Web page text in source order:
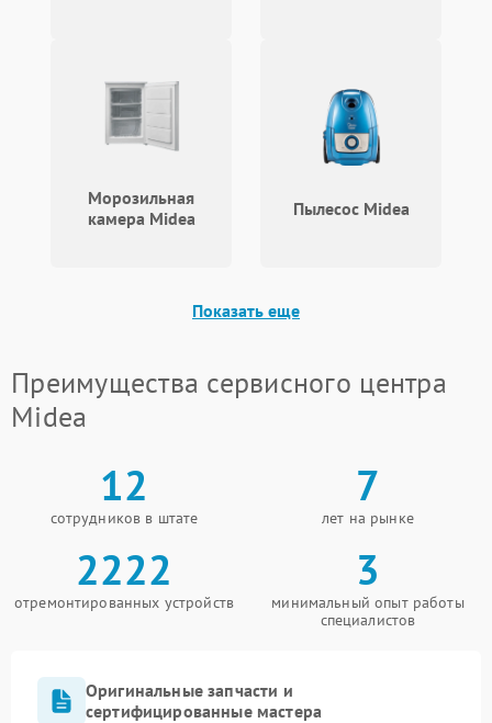
решетки от пыли и загрязнений.
Доверьте ремонт обогревателей профессионалам:
свяжитесь с нами по телефону +7 (495) 023-73-25,
Морозильная
камера Midea
Пылесос Midea
Показать еще
Преимущества сервисного центра
Midea
12
сотрудников в штате
7
лет на рынке
2222
отремонтированных устройств
3
минимальный опыт работы
специалистов
Оригинальные запчасти и
сертифицированные мастера